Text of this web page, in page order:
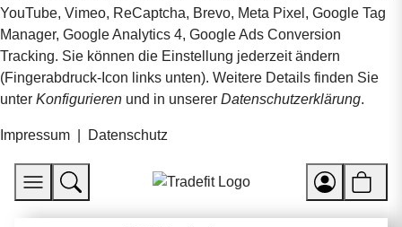
YouTube, Vimeo, ReCaptcha, Brevo, Meta Pixel, Google Tag
Manager, Google Analytics 4, Google Ads Conversion
Tracking. Sie können die Einstellung jederzeit ändern
(Fingerabdruck-Icon links unten). Weitere Details finden Sie
unter Konfigurieren und in unserer Datenschutzerklärung.
Impressum Datenschutz